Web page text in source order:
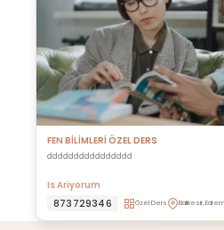
FEN BİLİMLERİ ÖZEL DERS
dddddddddddddddd
Is Ariyorum
873729346 Özel Ders Balıkesir,